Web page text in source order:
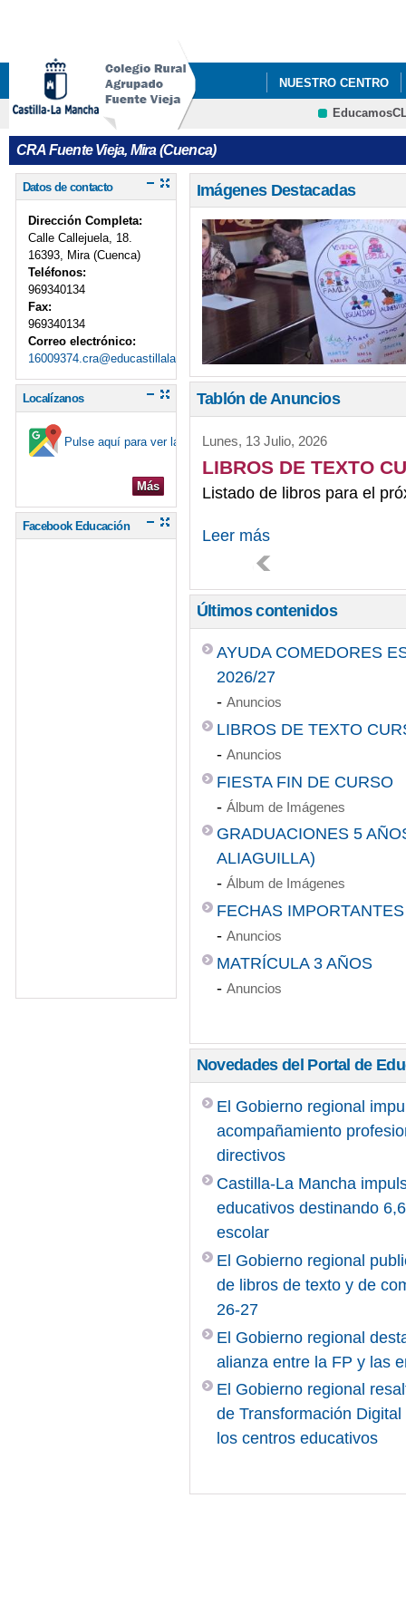
NUESTRO CENTRO
CONVIVENCIA 2023
LISTADO DE LIBROS
CRA Fuente Vieja, Mira (Cuenca)
Datos de contacto
Dirección Completa:
Calle Callejuela, 18.
16393, Mira (Cuenca)
Teléfonos:
969340134
Fax:
969340134
Correo electrónico:
16009374.cra@educastillalamancha.es
Localízanos
Pulse aquí para ver la ubicación en el mapa
Más
Facebook Educación
Imágenes Destacadas
Tablón de Anuncios
Lunes, 13 Julio, 2026
LIBROS DE TEXTO
Listado de libros para el
Leer más
Últimos contenidos
AYUDA COMEDORES
2026/27
- Anuncios
LIBROS DE TEXTO
- Anuncios
FIESTA FIN DE CURSO
- Álbum de Imágenes
GRADUACIONES 5
ALIAGUILLA)
- Álbum de Imágenes
FECHAS IMPORTANTES
- Anuncios
MATRÍCULA 3 AÑOS
- Anuncios
Novedades del Portal de
El Gobierno regional
acompañamiento
directivos
Castilla-La Mancha
educativos destinando
escolar
El Gobierno regional
de libros de texto y de
26-27
El Gobierno regional
alianza entre la FP y las
El Gobierno regional
de Transformación
los centros educativos